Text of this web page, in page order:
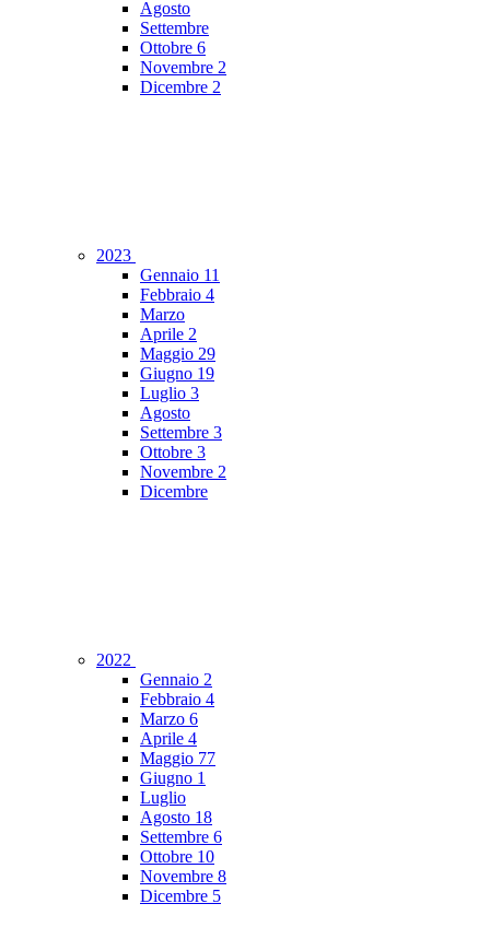
Agosto
Settembre
Ottobre 6
Novembre 2
Dicembre 2
2023
Gennaio 11
Febbraio 4
Marzo
Aprile 2
Maggio 29
Giugno 19
Luglio 3
Agosto
Settembre 3
Ottobre 3
Novembre 2
Dicembre
2022
Gennaio 2
Febbraio 4
Marzo 6
Aprile 4
Maggio 77
Giugno 1
Luglio
Agosto 18
Settembre 6
Ottobre 10
Novembre 8
Dicembre 5